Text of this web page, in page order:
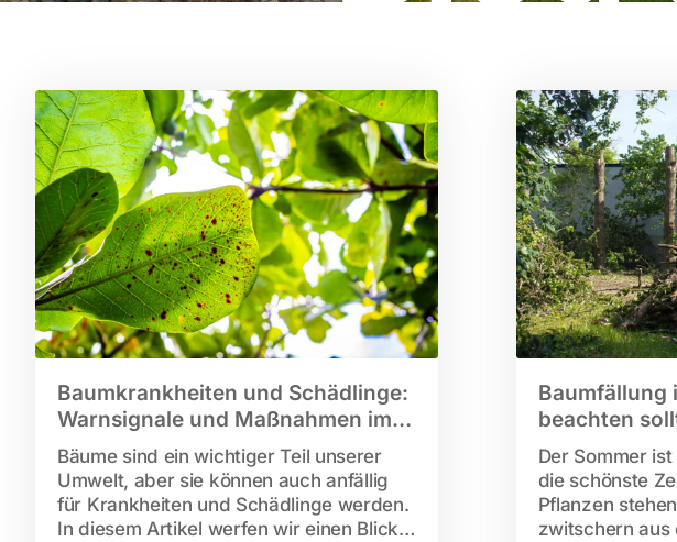
Baumkrankheiten und Schädlinge:
Warnsignale und Maßnahmen im
Überblick
Bäume sind ein wichtiger Teil unserer
Umwelt, aber sie können auch anfällig
für Krankheiten und Schädlinge werden.
In diesem Artikel werfen wir einen Blick
Baumfällung
beachten
vermeiden
Der Sommer
die schönste
Pflanzen
zwitschern aus